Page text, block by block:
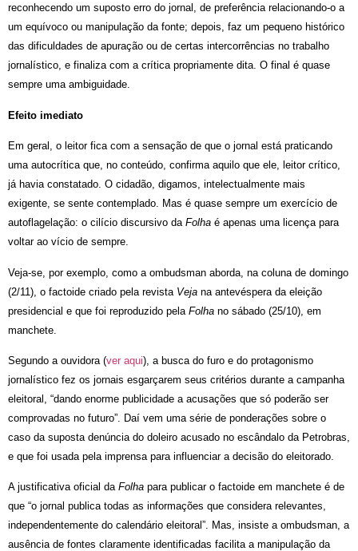
reconhecendo um suposto erro do jornal, de preferência relacionando-o a
um equívoco ou manipulação da fonte; depois, faz um pequeno histórico
das dificuldades de apuração ou de certas intercorrências no trabalho
jornalístico, e finaliza com a crítica propriamente dita. O final é quase
sempre uma ambiguidade.
Efeito imediato
Em geral, o leitor fica com a sensação de que o jornal está praticando
uma autocrítica que, no conteúdo, confirma aquilo que ele, leitor crítico,
já havia constatado. O cidadão, digamos, intelectualmente mais
exigente, se sente contemplado. Mas é quase sempre um exercício de
autoflagelação: o cilício discursivo da Folha é apenas uma licença para
voltar ao vício de sempre.
Veja-se, por exemplo, como a ombudsman aborda, na coluna de domingo
(2/11), o factoide criado pela revista Veja na antevéspera da eleição
presidencial e que foi reproduzido pela Folha no sábado (25/10), em
manchete.
Segundo a ouvidora (ver aqui), a busca do furo e do protagonismo
jornalístico fez os jornais esgarçarem seus critérios durante a campanha
eleitoral, “dando enorme publicidade a acusações que só poderão ser
comprovadas no futuro”. Daí vem uma série de ponderações sobre o
caso da suposta denúncia do doleiro acusado no escândalo da Petrobras,
e que foi usada pela imprensa para influenciar a decisão do eleitorado.
A justificativa oficial da Folha para publicar o factoide em manchete é de
que “o jornal publica todas as informações que considera relevantes,
independentemente do calendário eleitoral”. Mas, insiste a ombudsman, a
ausência de fontes claramente identificadas facilita a manipulação da